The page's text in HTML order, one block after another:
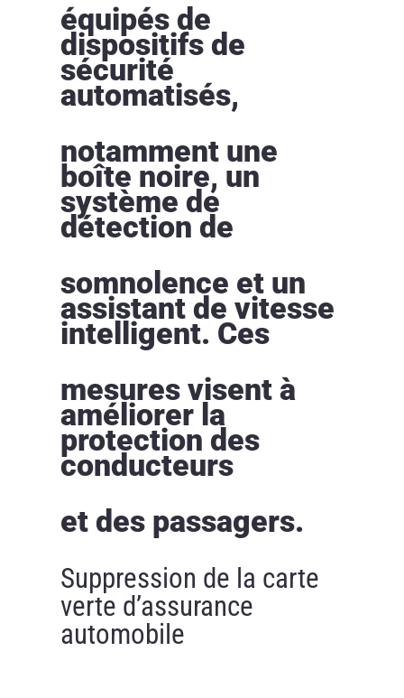
équipés de
dispositifs de
sécurité
automatisés,
notamment une
boîte noire, un
système de
détection de
somnolence et un
assistant de vitesse
intelligent. Ces
mesures visent à
améliorer la
protection des
conducteurs
et des passagers.
Suppression de la carte
verte d’assurance
automobile